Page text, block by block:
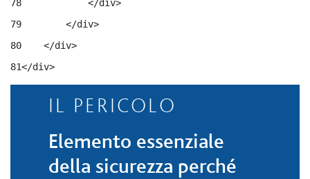
78
            </div>
79
        </div>
80
    </div>
81</div>
IL PERICOLO
Elemento essenziale
della sicurezza perché